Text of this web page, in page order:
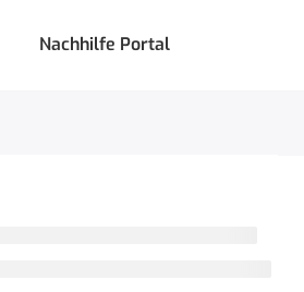
Nachhilfe Portal